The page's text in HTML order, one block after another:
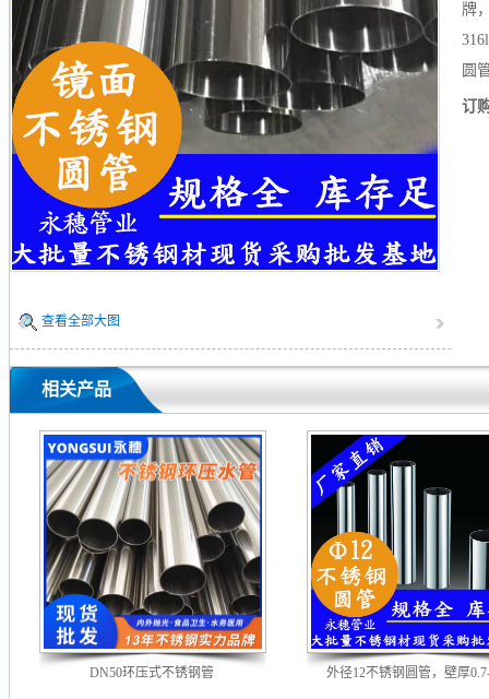
查看全部大图
牌
圆
订
相关产品
DN50环压式不锈钢管 外径12不锈钢圆管，壁厚